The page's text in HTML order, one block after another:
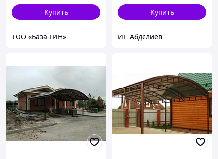
Купить
ТОО «База ГИН»
Купить
ИП Абделиев